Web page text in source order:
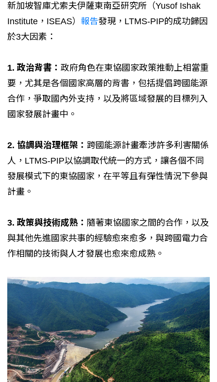
新加坡智庫尤索夫伊薩東南亞研究所（Yusof Ishak
Institute，ISEAS） 報告發現，LTMS-PIP的成功歸因
於3大因素：
1. 政治背書： 政府角色在東協國家政策推動上相當重
要，尤其是各個國家高層的背書，包括提倡跨國能源
合作，爭取國內外支持，以及將區域發展的目標列入
國家發展計畫中。
2. 協調與治理框架： 跨國能源計畫牽涉許多利害關係
人，LTMS-PIP以協調取代統一的方式，讓各個不同
發展模式下的東協國家，在平等且有彈性情況下參與
計畫。
3. 政策與技術成熟： 隨著東協國家之間的合作，以及
與其他先進國家共事的經驗愈來愈多，與跨國電力合
作相關的技術與人才發展也愈來愈成熟。